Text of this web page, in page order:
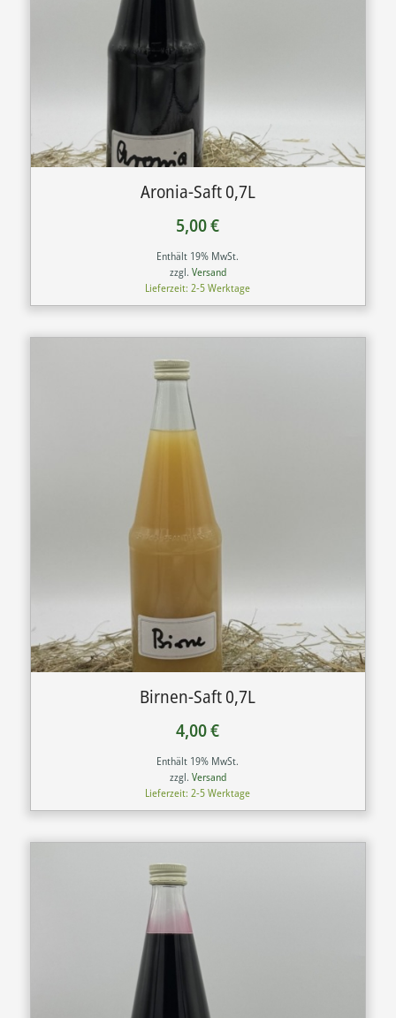
Aronia-Saft 0,7L
5,00€
Enthält 19% MwSt.
zzgl. Versand
Lieferzeit: 2-5 Werktage
Birnen-Saft 0,7L
4,00€
Enthält 19% MwSt.
zzgl. Versand
Lieferzeit: 2-5 Werktage